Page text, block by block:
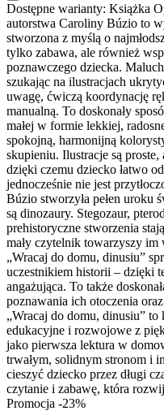
Dostępne warianty: Książka
autorstwa Caroliny Búzio to
stworzona z myślą o
tylko zabawa, ale również
poznawczego dziecka.
szukając na ilustracjach
uwagę, ćwiczą koordynację
manualną. To doskonały
małej w formie lekkiej,
spokojną, harmonijną
skupieniu. Ilustracje są proste,
dzięki czemu dziecko łatwo
jednocześnie nie jest
Búzio stworzyła pełen uroku
są dinozaury. Stegozaur,
prehistoryczne stworzenia
mały czytelnik towarzyszy
„Wracaj do domu, dinusiu”
uczestnikiem historii – dzięki
angażująca. To także
poznawania ich otoczenia
„Wracaj do domu, dinusiu” to
edukacyjne i rozwojowe z
jako pierwsza lektura w
trwałym, solidnym stronom i
cieszyć dziecko przez długi
czytanie i zabawę, która
Promocja -23%